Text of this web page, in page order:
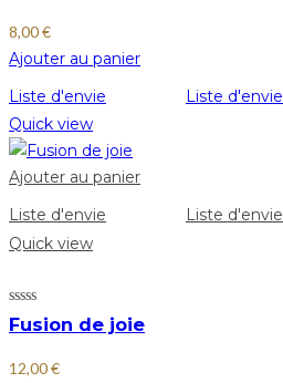
8,00€
Ajouter au panier
Liste d'envie
Liste d'envie
Quick view
Ajouter au panier
Liste d'envie
Liste d'envie
Quick view
Fusion de joie
12,00€